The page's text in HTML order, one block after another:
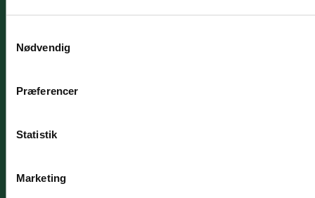
Nødvendig
Præferencer
Statistik
Marketing